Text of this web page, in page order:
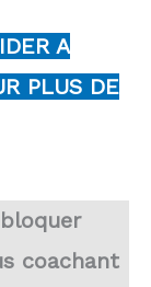
A
PLUS DE
coachant